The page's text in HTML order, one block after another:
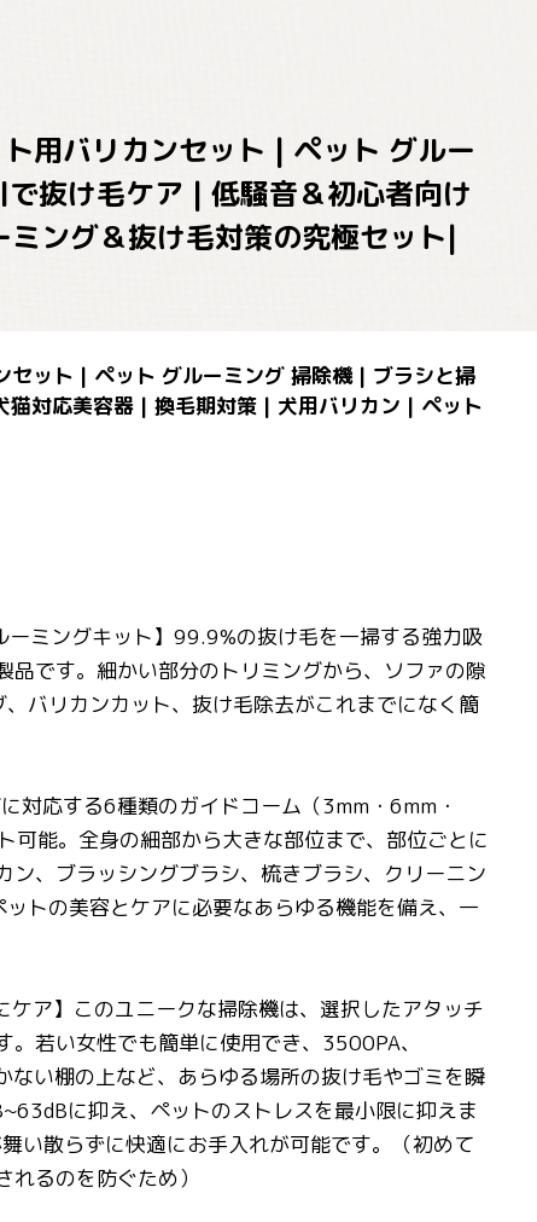
用バリカンセット | ペット グルー
抜け毛ケア | 低騒音＆初心者向け
ング＆抜け毛対策の究極セット|
ット | ペット グルーミング 掃除機 | ブラシと掃
対応美容器 | 換毛期対策 | 犬用バリカン | ペット
ーミングキット】99.9%の抜け毛を一掃する強力吸
です。細かい部分のトリミングから、ソファの隙
バリカンカット、抜け毛除去がこれまでになく簡
対応する6種類のガイドコーム（3mm・6mm・
能。全身の細部から大きな部位まで、部位ごとに
、ブラッシングブラシ、梳きブラシ、クリーニン
トの美容とケアに必要なあらゆる機能を備え、一
ア】このユニークな掃除機は、選択したアタッチ
若い女性でも簡単に使用でき、3500PA、
い棚の上など、あらゆる場所の抜け毛やゴミを瞬
に抑え、ペットのストレスを最小限に抑えま
い散らずに快適にお手入れが可能です。（初めて
るのを防ぐため）